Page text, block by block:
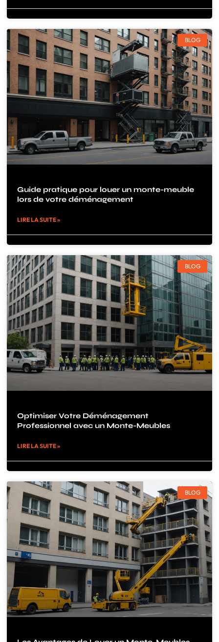
BLOG
Guide pratique pour louer un monte-meuble
lors de votre déménagement
LIRE LA SUITE »
BLOG
Optimiser Votre Déménagement
Professionnel avec un Monte-Meubles
LIRE LA SUITE »
BLOG